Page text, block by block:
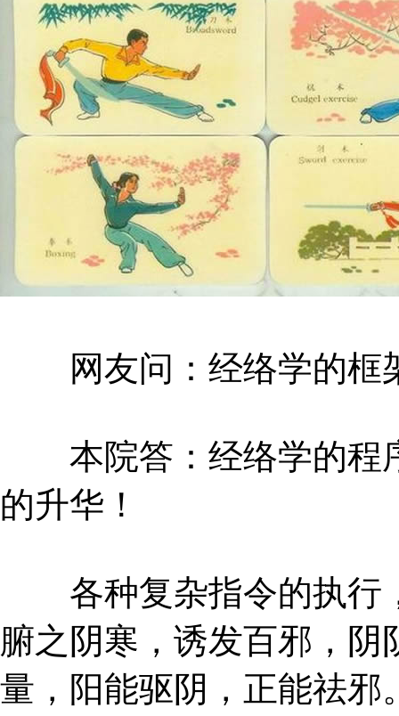
网友问：经络学的框
本院答：经络学的程
的升华！
各种复杂指令的执行
腑之阴寒，诱发百邪，
量，阳能驱阴，正能祛邪